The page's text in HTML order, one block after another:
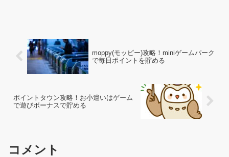
moppy(モッピー)攻略！miniゲームパーク
で毎日ポイントを貯める
ポイントタウン攻略！お小遣いはゲーム
で遊びボーナスで貯める
コメント